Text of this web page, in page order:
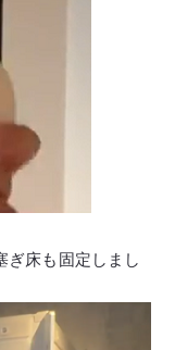
ぎ床も固定しまし